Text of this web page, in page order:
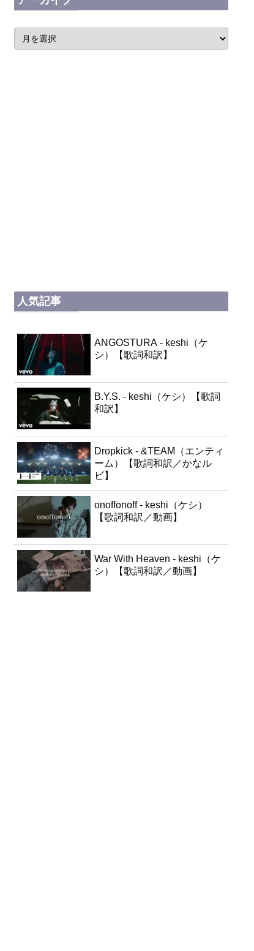
人気記事
ANGOSTURA - keshi（ケ
シ）【歌詞和訳】
B.Y.S. - keshi（ケシ）【歌詞
和訳】
Dropkick - &TEAM（エンティ
ーム）【歌詞和訳／かなル
ビ】
onoffonoff - keshi（ケシ）
【歌詞和訳／動画】
War With Heaven - keshi（ケ
シ）【歌詞和訳／動画】